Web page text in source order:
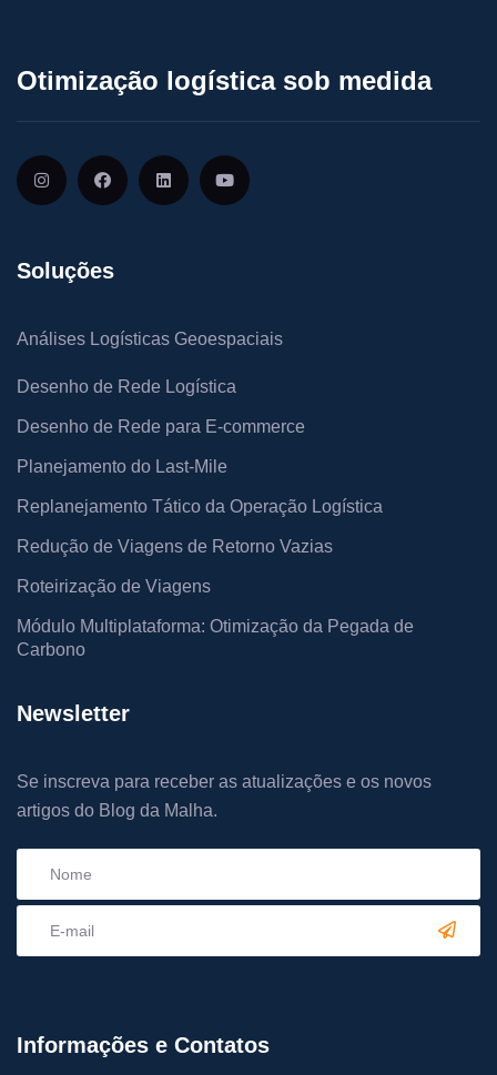
Otimização logística sob medida
Soluções
Análises Logísticas Geoespaciais
Desenho de Rede Logística
Desenho de Rede para E-commerce
Planejamento do Last-Mile
Replanejamento Tático da Operação Logística
Redução de Viagens de Retorno Vazias
Roteirização de Viagens
Módulo Multiplataforma: Otimização da Pegada de
Carbono
Newsletter
Se inscreva para receber as atualizações e os novos
artigos do Blog da Malha.
Informações e Contatos